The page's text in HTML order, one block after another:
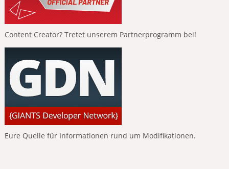
Content Creator? Tretet unserem Partnerprogramm bei!
Eure Quelle für Informationen rund um Modifikationen.